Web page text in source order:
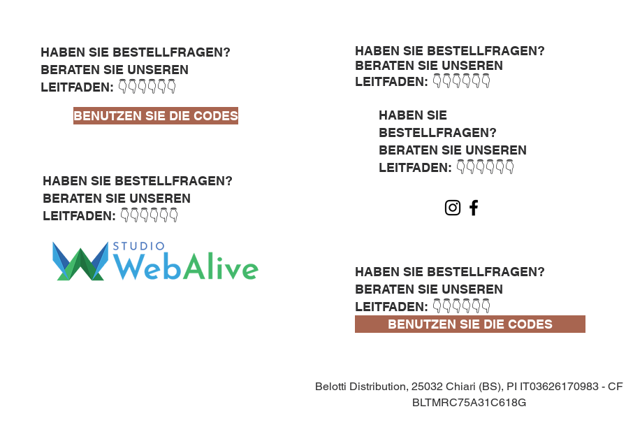
HABEN SIE BESTELLFRAGEN?
BERATEN SIE UNSEREN
LEITFADEN: 👇👇👇👇👇👇
BENUTZEN SIE DIE CODES
HABEN SIE BESTELLFRAGEN?
BERATEN SIE UNSEREN
LEITFADEN: 👇👇👇👇👇👇
HABEN SIE BESTELLFRAGEN?
BERATEN SIE UNSEREN
LEITFADEN: 👇👇👇👇👇👇
HABEN SIE
BESTELLFRAGEN?
BERATEN SIE UNSEREN
LEITFADEN: 👇👇👇👇👇👇
HABEN SIE BESTELLFRAGEN?
BERATEN SIE UNSEREN
LEITFADEN: 👇👇👇👇👇👇
BENUTZEN SIE DIE CODES
Belotti Distribution, 25032 Chiari (BS), PI IT03626170983 - CF
BLTMRC75A31C618G